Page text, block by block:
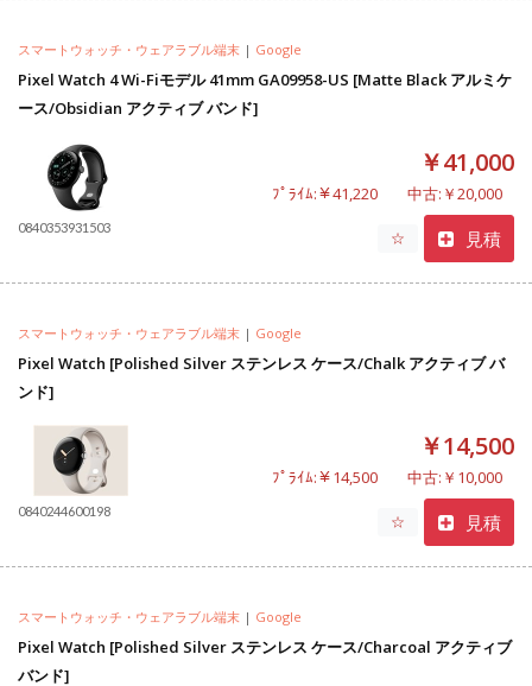
スマートウォッチ・ウェアラブル端末 | Google
Pixel Watch 4 Wi-Fiモデル 41mm GA09958-US [Matte Black アルミケ
ース/Obsidian アクティブ バンド]
0840353931503
￥41,000
ﾌﾟﾗｲﾑ:￥41,220 中古:￥20,000
☆ 見積
スマートウォッチ・ウェアラブル端末 | Google
Pixel Watch [Polished Silver ステンレス ケース/Chalk アクティブ バ
ンド]
0840244600198
￥14,500
ﾌﾟﾗｲﾑ:￥14,500 中古:￥10,000
☆ 見積
スマートウォッチ・ウェアラブル端末 | Google
Pixel Watch [Polished Silver ステンレス ケース/Charcoal アクティブ
バンド]